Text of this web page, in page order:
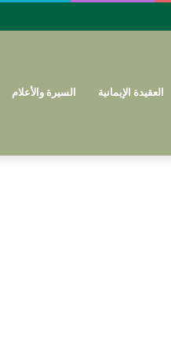
العقيدة الإيمانية السيرة والأعلام